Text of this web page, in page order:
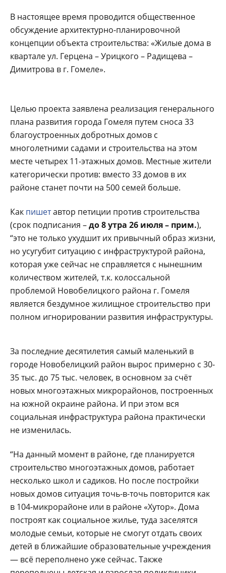
В настоящее время проводится общественное
обсуждение архитектурно-планировочной
концепции объекта строительства: «Жилые дома в
квартале ул. Герцена – Урицкого – Радищева –
Димитрова в г. Гомеле».
Целью проекта заявлена реализация генерального
плана развития города Гомеля путем сноса 33
благоустроенных добротных домов с
многолетними садами и строительства на этом
месте четырех 11-этажных домов. Местные жители
категорически против: вместо 33 домов в их
районе станет почти на 500 семей больше.
Как пишетавтор петиции против строительства
(срок подписания –до 8 утра 26 июля – прим.),
“это не только ухудшит их привычный образ жизни,
но усугубит ситуацию с инфраструктурой района,
которая уже сейчас не справляется с нынешним
количеством жителей, т.к. колоссальной
проблемой Новобелицкого района г. Гомеля
является бездумное жилищное строительство при
полном игнорировании развития инфраструктуры.
За последние десятилетия самый маленький в
городе Новобелицкий район вырос примерно с 30-
35 тыс. до 75 тыс. человек, в основном за счёт
новых многоэтажных микрорайонов, построенных
на южной окраине района. И при этом вся
социальная инфраструктура района практически
не изменилась.
“На данный момент в районе, где планируется
строительство многоэтажных домов, работает
несколько школ и садиков. Но после постройки
новых домов ситуация точь-в-точь повторится как
в 104-микрорайоне или в районе «Хутор». Дома
построят как социальное жилье, туда заселятся
молодые семьи, которые не смогут отдать своих
детей в ближайшие образовательные учреждения
— всё переполнено уже сейчас. Также